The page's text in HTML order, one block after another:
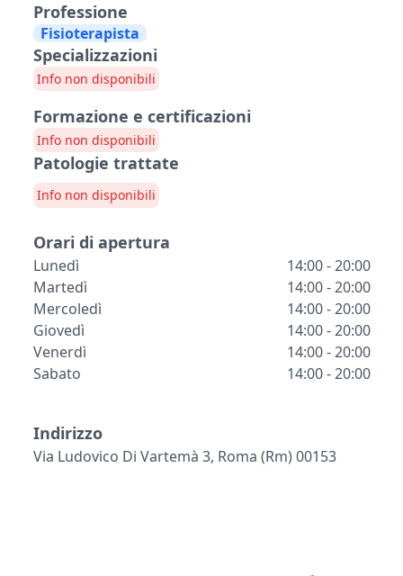
Professione
Fisioterapista
Specializzazioni
Info non disponibili
Formazione e certificazioni
Info non disponibili
Patologie trattate
Info non disponibili
Orari di apertura
Lunedì
14:00 - 20:00
Martedì
14:00 - 20:00
Mercoledì
14:00 - 20:00
Giovedì
14:00 - 20:00
Venerdì
14:00 - 20:00
Sabato
14:00 - 20:00
Indirizzo
Via Ludovico Di Vartemà 3, Roma (rm) 00153